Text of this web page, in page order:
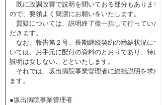
既に政調政審で説明を聞いておる部分もあります
ので、要領よく簡潔にお願いをいたします。
質疑については、説明終了後一括して行っていた
だきます。
なお、報告第２号、長期継続契約の締結状況につ
いては、お手元に配付の資料のとおりであり、特に
説明は要しないことといたします。
それでは、坂出病院事業管理者に総括説明を求め
ます。
●坂出病院事業管理者